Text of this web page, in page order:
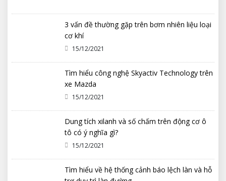
3 vấn đề thường gặp trên bơm nhiên liệu loại
cơ khí
15/12/2021
Tìm hiểu công nghệ Skyactiv Technology trên
xe Mazda
15/12/2021
Dung tích xilanh và số chấm trên động cơ ô
tô có ý nghĩa gì?
15/12/2021
Tìm hiểu về hệ thống cảnh báo lệch làn và hỗ